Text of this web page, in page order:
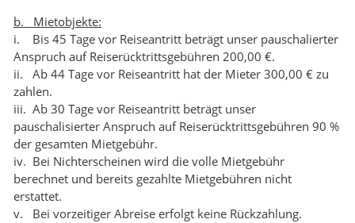
b. Mietobjekte:
i. Bis 45 Tage vor Reiseantritt beträgt unser pauschalierter
Anspruch auf Reiserücktrittsgebühren 200,00 €.
ii. Ab 44 Tage vor Reiseantritt hat der Mieter 300,00 € zu
zahlen.
iii. Ab 30 Tage vor Reiseantritt beträgt unser
pauschalisierter Anspruch auf Reiserücktrittsgebühren 90 %
der gesamten Mietgebühr.
iv. Bei Nichterscheinen wird die volle Mietgebühr
berechnet und bereits gezahlte Mietgebühren nicht
erstattet.
v. Bei vorzeitiger Abreise erfolgt keine Rückzahlung.